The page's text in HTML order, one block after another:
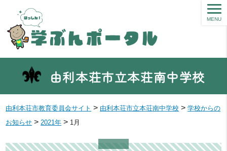
由利本荘市立本荘南中学校
MENU
由利本荘市教育委員会サイト > 由利本荘市立本荘南中学校 >学校からの
お知らせ > 2021年 > 1月